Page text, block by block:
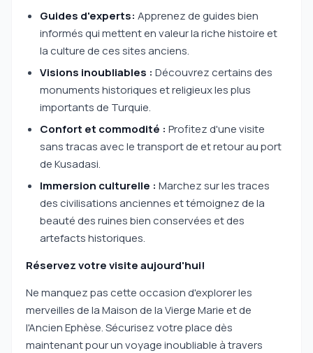
Guides d'experts: Apprenez de guides bien
informés qui mettent en valeur la riche histoire et
la culture de ces sites anciens.
Visions inoubliables : Découvrez certains des
monuments historiques et religieux les plus
importants de Turquie.
Confort et commodité : Profitez d'une visite
sans tracas avec le transport de et retour au port
de Kusadasi.
Immersion culturelle : Marchez sur les traces
des civilisations anciennes et témoignez de la
beauté des ruines bien conservées et des
artefacts historiques.
Réservez votre visite aujourd'hui!
Ne manquez pas cette occasion d'explorer les
merveilles de la Maison de la Vierge Marie et de
l'Ancien Ephèse. Sécurisez votre place dès
maintenant pour un voyage inoubliable à travers